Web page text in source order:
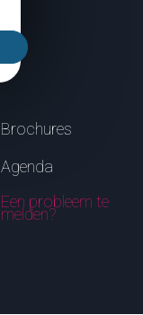
Brochures
Agenda
Een probleem te
melden?